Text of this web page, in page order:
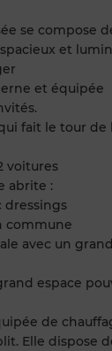
se compose
et
et équipée
fait le tour de
voitures
abrite :
dressings
commune
avec un
espace
de
Elle dispose